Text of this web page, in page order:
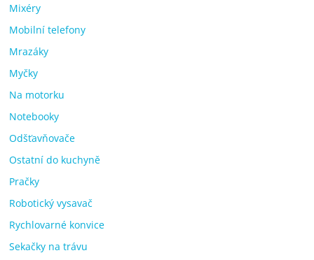
Mixéry
Mobilní telefony
Mrazáky
Myčky
Na motorku
Notebooky
Odšťavňovače
Ostatní do kuchyně
Pračky
Robotický vysavač
Rychlovarné konvice
Sekačky na trávu